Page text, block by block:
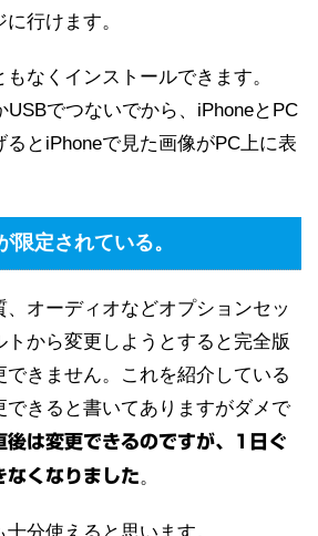
行けます。
なくインストールできます。
USBでつないでから、iPhoneとPC
とiPhoneで見た画像がPC上に表
限定されている。
、オーディオなどオプションセッ
トから変更しようとすると完全版
きません。これを紹介している
できると書いてありますがダメで
後は変更できるのですが、1日ぐ
なくなりました。